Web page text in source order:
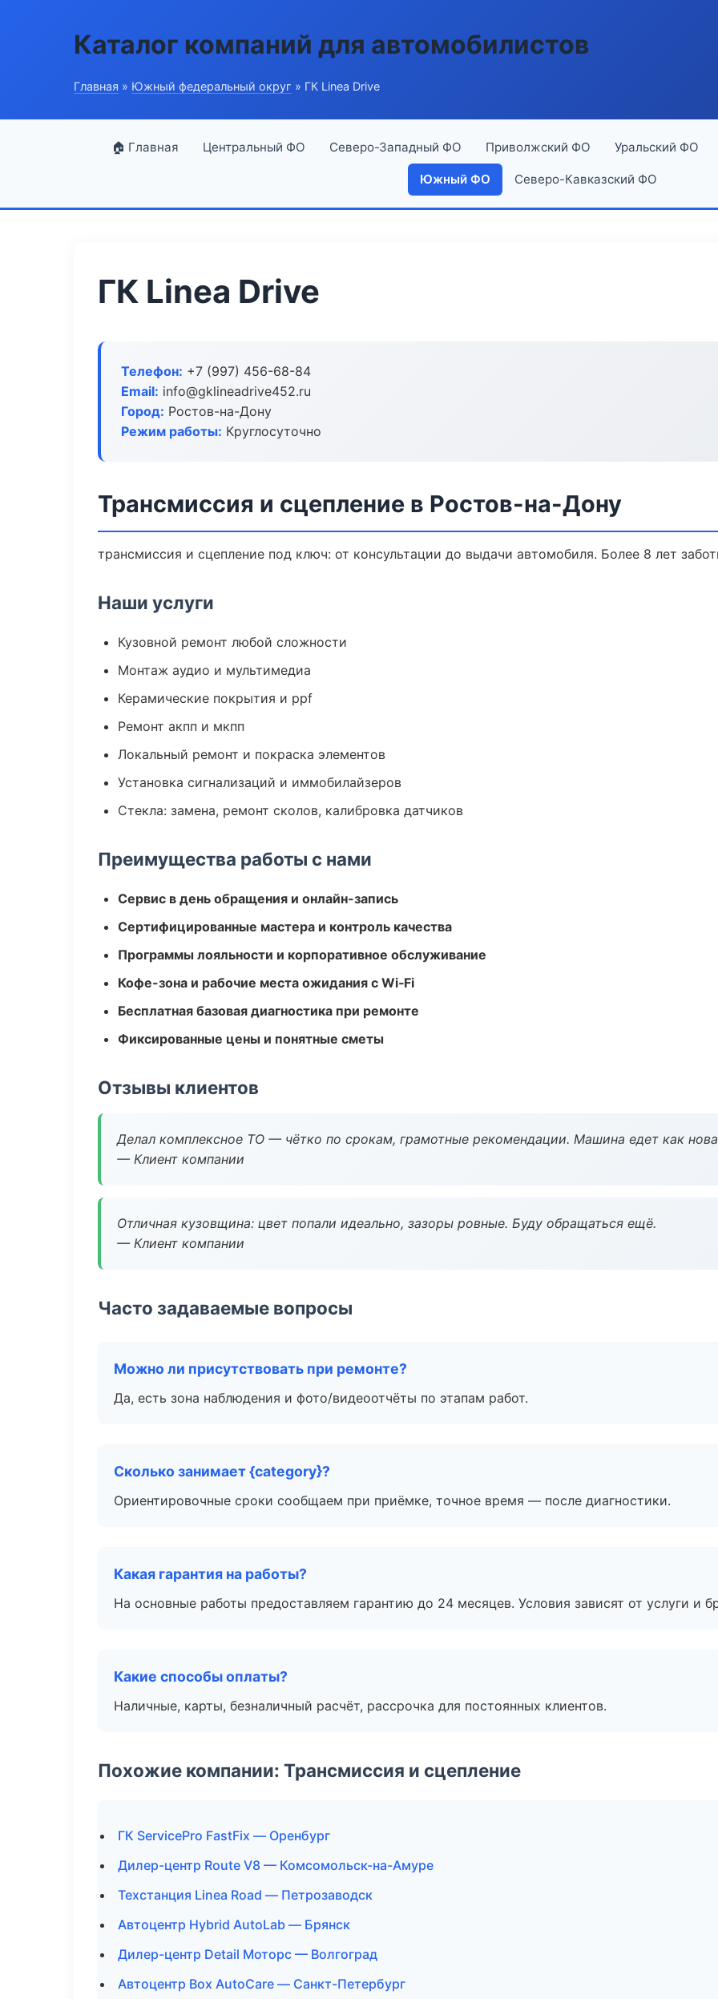
Каталог компаний для автомобилистов
Главная » Южный федеральный округ » ГК Linea Drive
🏠 Главная Центральный ФО Северо-Западный ФО Приволжский ФО Уральский ФО
Южный ФО Северо-Кавказский ФО
ГК Linea Drive
Телефон: +7 (997) 456-68-84
Email: info@gklineadrive452.ru
Город: Ростов-на-Дону
Режим работы: Круглосуточно
Трансмиссия и сцепление в Ростов-на-Дону
трансмиссия и сцепление под ключ: от консультации до выдачи автомобиля. Более 8 лет
Наши услуги
Кузовной ремонт любой сложности
Монтаж аудио и мультимедиа
Керамические покрытия и ppf
Ремонт акпп и мкпп
Локальный ремонт и покраска элементов
Установка сигнализаций и иммобилайзеров
Стекла: замена, ремонт сколов, калибровка датчиков
Преимущества работы с нами
Сервис в день обращения и онлайн-запись
Сертифицированные мастера и контроль качества
Программы лояльности и корпоративное обслуживание
Кофе-зона и рабочие места ожидания с Wi‑Fi
Бесплатная базовая диагностика при ремонте
Фиксированные цены и понятные сметы
Отзывы клиентов
Делал комплексное ТО — чётко по срокам, грамотные рекомендации. Машина едет как
— Клиент компании
Отличная кузовщина: цвет попали идеально, зазоры ровные. Буду обращаться ещё.
— Клиент компании
Часто задаваемые вопросы
Можно ли присутствовать при ремонте?
Да, есть зона наблюдения и фото/видеоотчёты по этапам работ.
Сколько занимает {category}?
Ориентировочные сроки сообщаем при приёмке, точное время — после диагностики.
Какая гарантия на работы?
На основные работы предоставляем гарантию до 24 месяцев. Условия зависят от услуги и
Какие способы оплаты?
Наличные, карты, безналичный расчёт, рассрочка для постоянных клиентов.
Похожие компании: Трансмиссия и сцепление
ГК ServicePro FastFix — Оренбург
Дилер-центр Route V8 — Комсомольск-на-Амуре
Техстанция Linea Road — Петрозаводск
Автоцентр Hybrid AutoLab — Брянск
Дилер-центр Detail Моторс — Волгоград
Автоцентр Box AutoCare — Санкт-Петербург